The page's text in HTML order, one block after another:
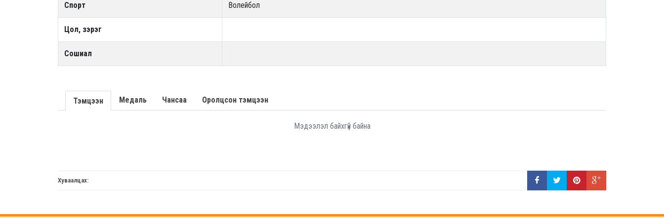
Спорт Волейбол
Цол, зэрэг
Сошиал
Тэмцээн Медаль Чансаа Оролцсон тэмцээн
Мэдээлэл байхгүй байна
Хуваалцах: